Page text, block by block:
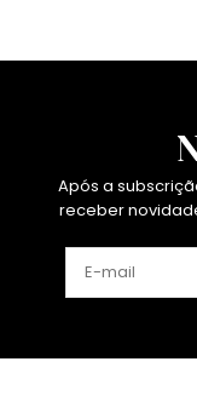
Após a
receber